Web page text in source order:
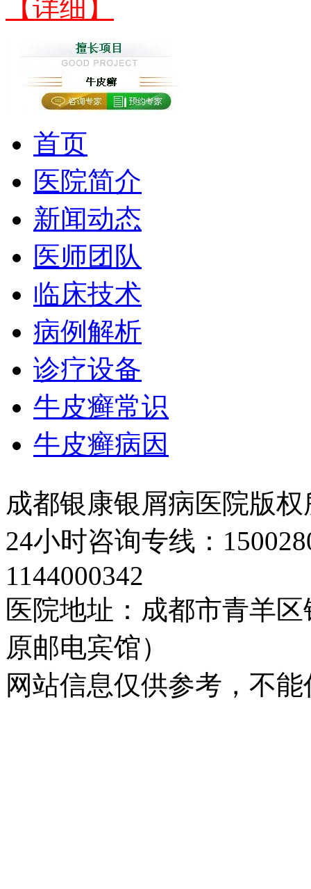
【详细】
首页
医院简介
新闻动态
医师团队
临床技术
病例解析
诊疗设备
牛皮癣常识
牛皮癣病因
成都银康银屑病医院版权
24小时咨询专线：
1144000342
医院地址：成都市青羊
原邮电宾馆）
网站信息仅供参考，不